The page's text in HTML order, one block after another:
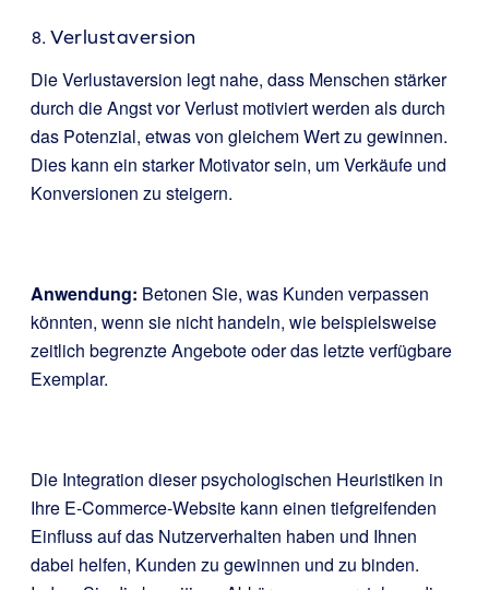
Verlustaversion
Die Verlustaversion legt nahe, dass Menschen stärker
durch die Angst vor Verlust motiviert werden als durch
das Potenzial, etwas von gleichem Wert zu gewinnen.
Dies kann ein starker Motivator sein, um Verkäufe und
Konversionen zu steigern.
Anwendung: Betonen Sie, was Kunden verpassen
könnten, wenn sie nicht handeln, wie beispielsweise
zeitlich begrenzte Angebote oder das letzte verfügbare
Exemplar.
Die Integration dieser psychologischen Heuristiken in
Ihre E-Commerce-Website kann einen tiefgreifenden
Einfluss auf das Nutzerverhalten haben und Ihnen
dabei helfen, Kunden zu gewinnen und zu binden.